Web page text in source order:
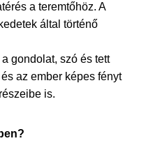
a teremtőhöz. A
által történő
gondolat, szó és tett
az ember képes fényt
is.